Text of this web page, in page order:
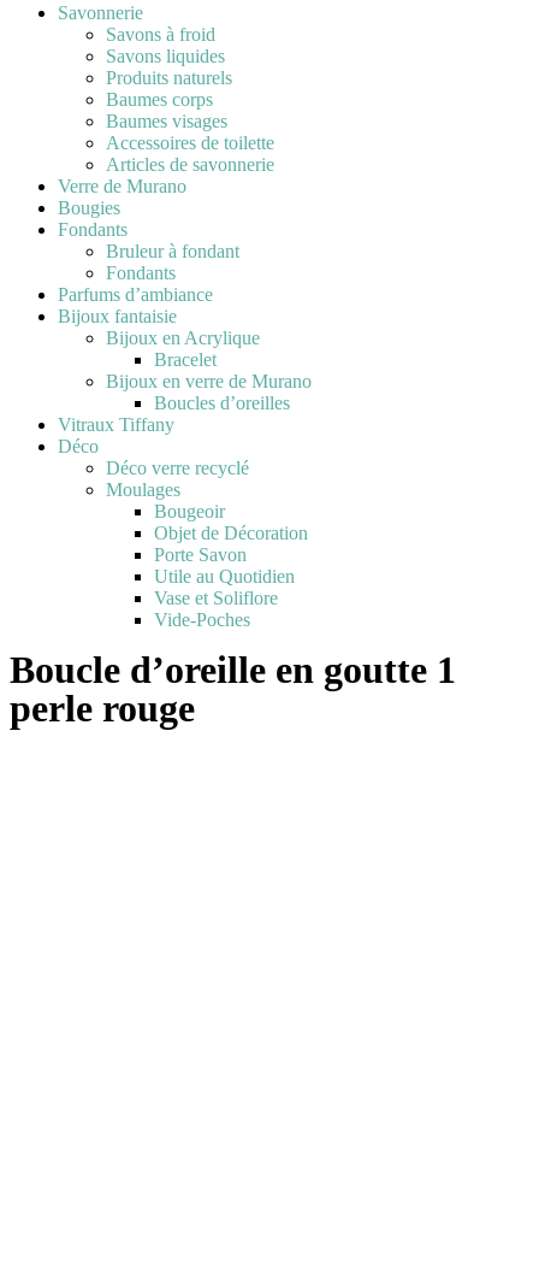
Savonnerie
Savons à froid
Savons liquides
Produits naturels
Baumes corps
Baumes visages
Accessoires de toilette
Articles de savonnerie
Verre de Murano
Bougies
Fondants
Bruleur à fondant
Fondants
Parfums d’ambiance
Bijoux fantaisie
Bijoux en Acrylique
Bracelet
Bijoux en verre de Murano
Boucles d’oreilles
Vitraux Tiffany
Déco
Déco verre recyclé
Moulages
Bougeoir
Objet de Décoration
Porte Savon
Utile au Quotidien
Vase et Soliflore
Vide-Poches
Boucle d’oreille en goutte 1
perle rouge